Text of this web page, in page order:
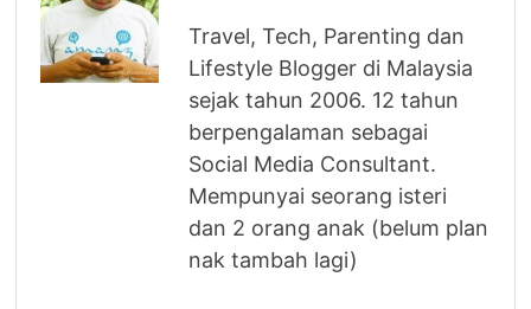
Travel, Tech, Parenting dan
Lifestyle Blogger di Malaysia
sejak tahun 2006. 12 tahun
berpengalaman sebagai
Social Media Consultant.
Mempunyai seorang isteri
dan 2 orang anak (belum plan
nak tambah lagi)